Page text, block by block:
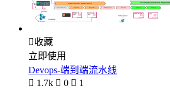
收藏
立即使用
Devops-端到端流水线
 1.7k  0  1